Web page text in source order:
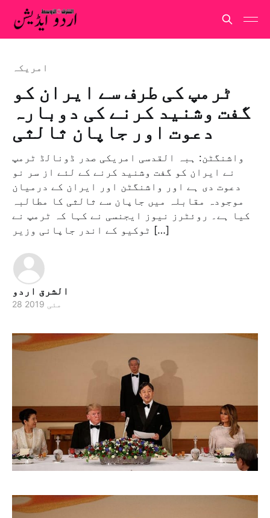
امريكہ
ٹرمپ کی طرف سے ایران کو
گفت وشنید کرنے کی دوبارہ
دعوت اور جاپان ثالثی
واشنگٹن: ہبہ القدسی امریکی صدر ڈونالڈ ٹرمپ
نے ایران کو گفت وشنید کرنے کے لئے از سر نو
دعوت دی ہے اور واشنگٹن اور ایران کے درمیان
موجودہ مقابلہ میں جاپان سے ثالثی کا مطالبہ
کیا ہے۔ روئٹرز نیوز ایجنسی نے کہا کہ ٹرمپ نے
ٹوکیو کے اندر جاپانی وزیر […]
الشرق اردو
28 مئی 2019